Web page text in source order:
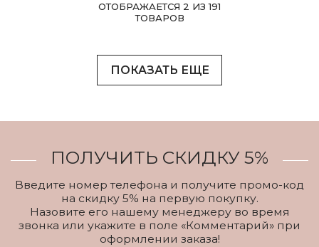
ОТОБРАЖАЕТСЯ 2 ИЗ 191
ТОВАРОВ
ПОКАЗАТЬ ЕЩЕ
ПОЛУЧИТЬ СКИДКУ 5%
Введите номер телефона и получите промо-код
на скидку 5% на первую покупку.
Назовите его нашему менеджеру во время
звонка или укажите в поле «Комментарий» при
оформлении заказа!